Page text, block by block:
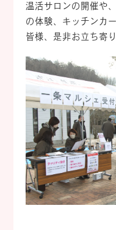
温活サロンの開催や
の体験、キッチンカ
皆様、是非お立ち寄